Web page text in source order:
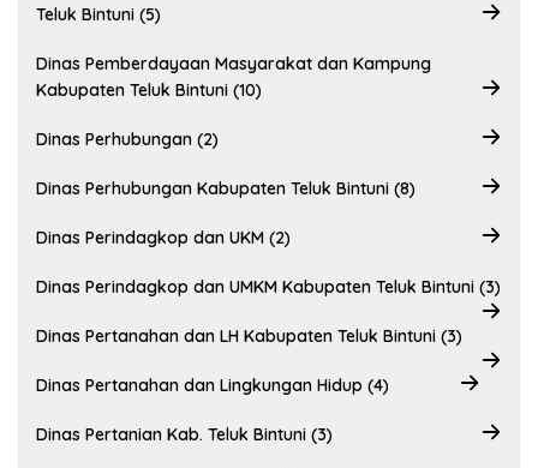
Teluk Bintuni (5)
Dinas Pemberdayaan Masyarakat dan Kampung
Kabupaten Teluk Bintuni (10)
Dinas Perhubungan (2)
Dinas Perhubungan Kabupaten Teluk Bintuni (8)
Dinas Perindagkop dan UKM (2)
Dinas Perindagkop dan UMKM Kabupaten Teluk Bintuni (3)
Dinas Pertanahan dan LH Kabupaten Teluk Bintuni (3)
Dinas Pertanahan dan Lingkungan Hidup (4)
Dinas Pertanian Kab. Teluk Bintuni (3)